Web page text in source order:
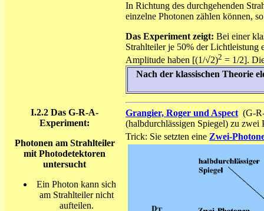
In Richtung des durchgehenden
einzelne Photonen zählen können,
Das Experiment zeigt: Bei einer
Strahlteiler je 50% der Lichtleistung
Amplitude haben [(1/√2)2 = 1/2].
Nach der klassischen Theorie
I.2.2 Das G-R-A-
Experiment:
Photonen am Strahlteiler
mit Photodetektoren
untersucht
Ein Photon kann sich
am Strahlteiler nicht
aufteilen.
Grangier, Roger und Aspect (G-
(halbdurchlässigen Spiegel) zu zwei
Trick: Sie setzten eine Zwei-